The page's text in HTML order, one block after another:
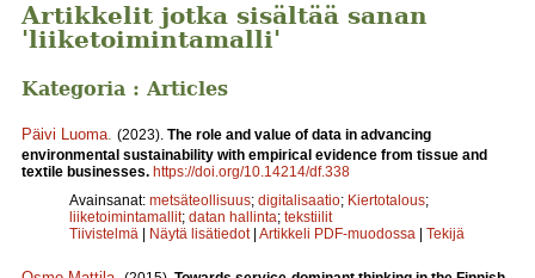
Artikkelit jotka sisältää sanan
'liiketoimintamalli'
Kategoria : Articles
Päivi Luoma (2023). The role and value of data in advancing
environmental sustainability with empirical evidence from tissue and
textile businesses. https://doi.org/10.14214/df.338
Avainsanat: metsäteollisuus; digitalisaatio; Kiertotalous;
liiketoimintamallit; datan hallinta; tekstiilit
Tiivistelmä | Näytä lisätiedot | Artikkeli PDF-muodossa | Tekijä